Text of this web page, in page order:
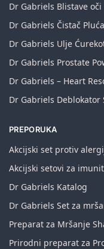
Dr Gabriels Blistave
Dr Gabriels Čistač Pluća
Dr Gabriels Ulje
Dr Gabriels Prostate
Dr Gabriels – Heart
Dr Gabriels Deblokator
PREPORUKA
Akcijski set protiv
Akcijski setovi za
Dr Gabriels Katalog
Dr Gabriels Set za
Preparat za Mršanje
Prirodni preparat za